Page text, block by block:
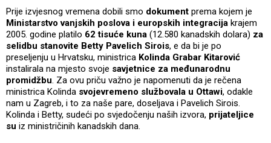
Prije izvjesnog vremena dobili smo dokument prema kojem je
Ministarstvo vanjskih poslova i europskih integracija krajem
2005. godine platilo 62 tisuće kuna (12.580 kanadskih dolara) za
selidbu stanovite Betty Pavelich Sirois, e da bi je po
preseljenju u Hrvatsku, ministrica Kolinda Grabar Kitarović
instalirala na mjesto svoje savjetnice za međunarodnu
promidžbu. Za ovu priču važno je napomenuti da je rečena
ministrica Kolinda svojevremeno službovala u Ottawi, odakle
nam u Zagreb, i to za naše pare, doseljava i Pavelich Sirois.
Kolinda i Betty, sudeći po svjedočenju naših izvora, prijateljice
su iz ministričinih kanadskih dana.